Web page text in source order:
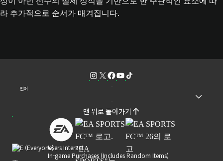
라 추가적으로 순서가 매겨집니다.
언어
맨 위로 돌아가기
Users Interact
In-game Purchases (Includes Random Items)